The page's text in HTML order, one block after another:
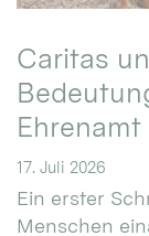
Caritas
17. Juli 2026
Ein erster
Menschen